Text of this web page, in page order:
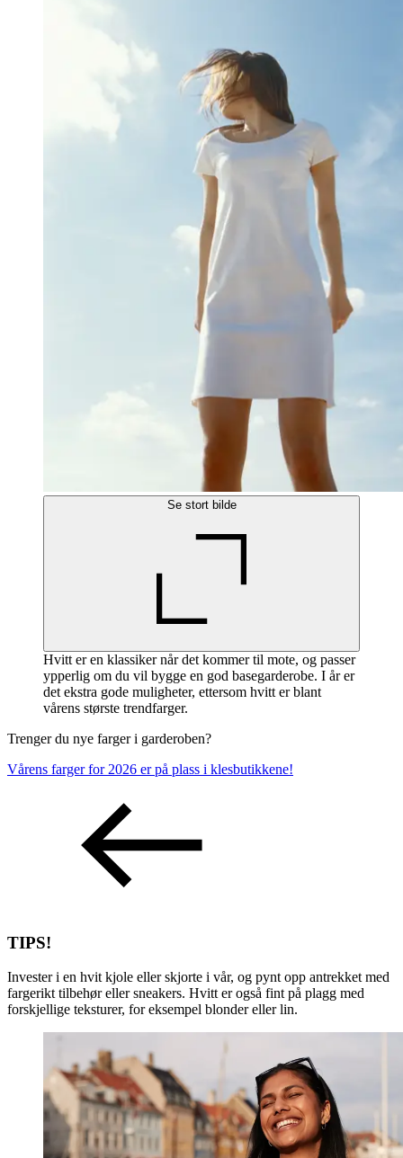
Se stort bilde
Hvitt er en klassiker når det kommer til mote, og passer
ypperlig om du vil bygge en god basegarderobe. I år er
det ekstra gode muligheter, ettersom hvitt er blant
vårens største trendfarger.
Trenger du nye farger i garderoben?
Vårens farger for 2026 er på plass i klesbutikkene!
TIPS!
Invester i en hvit kjole eller skjorte i vår, og pynt opp antrekket med
fargerikt tilbehør eller sneakers. Hvitt er også fint på plagg med
forskjellige teksturer, for eksempel blonder eller lin.